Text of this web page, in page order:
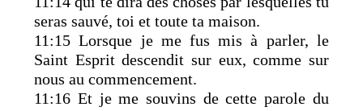
seras sauvé, toi et toute ta maison.
11:15 Lorsque je me fus mis à parler, le
Saint Esprit descendit sur eux, comme sur
nous au commencement.
11:16 Et je me souvins de cette parole du